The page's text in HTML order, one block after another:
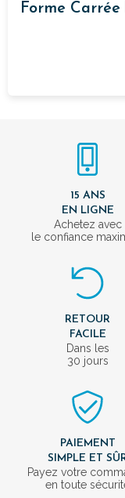
Forme Carrée
15 ANS
EN LIGNE
Achetez avec
le confiance
RETOUR
FACILE
Dans les
30 jours
PAIEMENT
SIMPLE ET
Payez votre
en toute